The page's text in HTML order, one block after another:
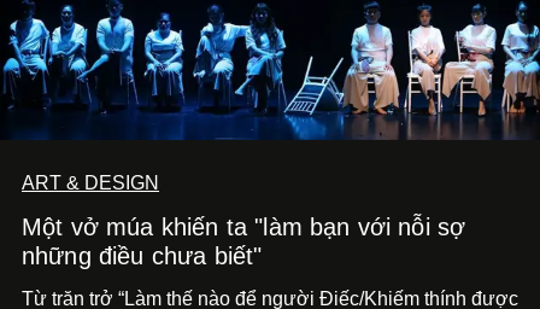
ART & DESIGN
Một vở múa khiến ta "làm bạn với nỗi sợ
những điều chưa biết"
Từ trăn trở “Làm thế nào để người Điếc/Khiếm thính được